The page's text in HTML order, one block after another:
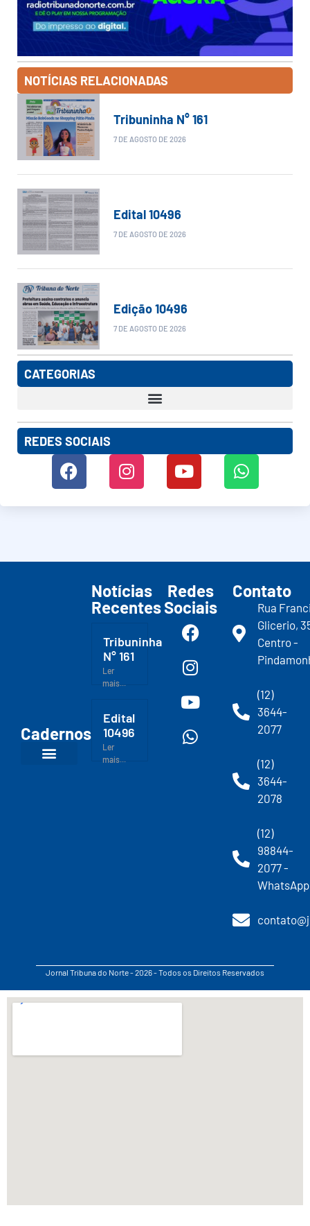
NOTÍCIAS RELACIONADAS
Tribuninha N° 161
7 DE AGOSTO DE 2026
Edital 10496
7 DE AGOSTO DE 2026
Edição 10496
7 DE AGOSTO DE 2026
CATEGORIAS
REDES SOCIAIS
Cadernos
Notícias
Recentes
Tribuninha
N° 161
Ler
mais...
Edital
10496
Ler
mais...
Redes
Sociais
Contato
Rua
Glicerio,
Centro -
(12)
3644-
2077
(12)
3644-
2078
(12)
98844-
2077 -
WhatsApp
Jornal Tribuna do Norte - 2026 - Todos os Direitos Reservados